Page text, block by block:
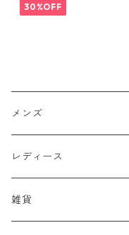
30%OFF
メンズ
アウター
トップス
レディース
アウター
雑貨